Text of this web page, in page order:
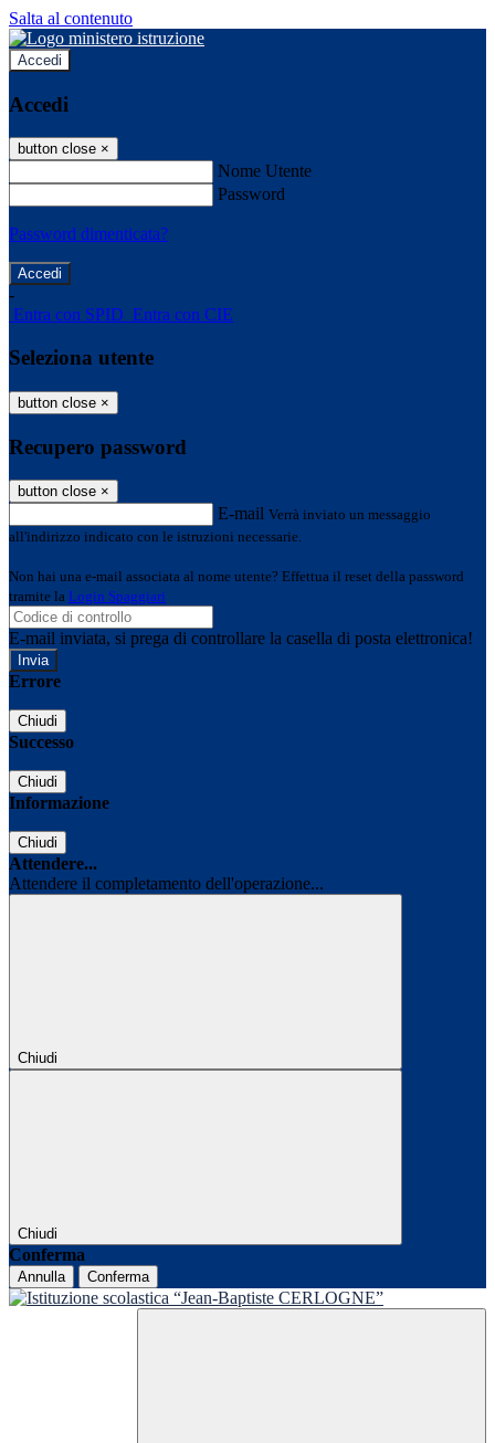
Salta al contenuto
Accedi
Accedi
button close ×
Nome Utente
Password
Password dimenticata?
-
Entra con SPID Entra con CIE
Seleziona utente
button close ×
Recupero password
button close ×
E-mail Verrà inviato un messaggio
all'indirizzo indicato con le istruzioni necessarie.
Non hai una e-mail associata al nome utente? Effettua il reset della password
tramite la Login Spaggiari
E-mail inviata, si prega di controllare la casella di posta elettronica!
Errore
Chiudi
Successo
Chiudi
Informazione
Chiudi
Attendere...
Attendere il completamento dell'operazione...
Chiudi
Chiudi
Conferma
Annulla Conferma